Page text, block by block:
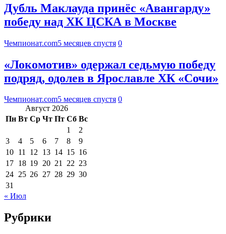
Дубль Маклауда принёс «Авангарду»
победу над ХК ЦСКА в Москве
Чемпионат.com5 месяцев спустя 0
«Локомотив» одержал седьмую победу
подряд, одолев в Ярославле ХК «Сочи»
Чемпионат.com5 месяцев спустя 0
Август 2026
Пн Вт Ср Чт Пт Сб Вс
1
2
3
4 5 6 7 8
9
10 11 12 13 14 15 16
17 18 19 20 21 22 23
24 25 26 27 28 29 30
31
« Июл
Рубрики